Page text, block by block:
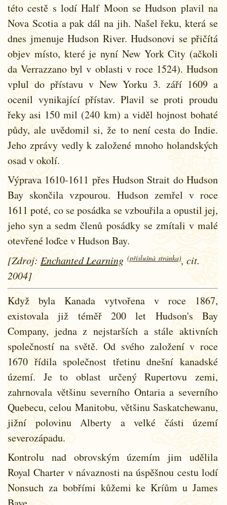
této cestě s lodí Half Moon se Hudson plavil na
Nova Scotia a pak dál na jih. Našel řeku, která se
dnes jmenuje Hudson River. Hudsonovi se přičítá
objev místo, které je nyní New York City (ačkoli
da Verrazzano byl v oblasti v roce 1524). Hudson
vplul do přístavu v New Yorku 3. září 1609 a
ocenil vynikající přístav. Plavil se proti proudu
řeky asi 150 mil (240 km) a viděl hojnost bohaté
půdy, ale uvědomil si, že to není cesta do Indie.
Jeho zprávy vedly k založené mnoho holandských
osad v okolí.
Výprava 1610-1611 přes Hudson Strait do Hudson
Bay skončila vzpourou. Hudson zemřel v roce
1611 poté, co se posádka se vzbouřila a opustil jej,
jeho syn a sedm členů posádky se zmítali v malé
otevřené loďce v Hudson Bay.
[Zdroj: Enchanted Learning (příslušná stránka), cit.
2004]
Když byla Kanada vytvořena v roce 1867,
existovala již téměř 200 let Hudson's Bay
Company, jedna z nejstarších a stále aktivních
společností na světě. Od svého založení v roce
1670 řídila společnost třetinu dnešní kanadské
území. Je to oblast určený Rupertovu zemi,
zahrnovala většinu severního Ontaria a severního
Quebecu, celou Manitobu, většinu Saskatchewanu,
jižní polovinu Alberty a velké části území
severozápadu.
Kontrolu nad obrovským územím jim udělila
Royal Charter v návaznosti na úspěšnou cestu lodí
Nonsuch za bobřími kůžemi ke Kríům u James